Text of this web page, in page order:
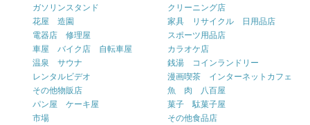
ガソリンスタンド
クリーニング店
花屋 造園
家具 リサイクル 日用品店
電器店 修理屋
スポーツ用品店
車屋 バイク店 自転車屋
カラオケ店
温泉 サウナ
銭湯 コインランドリー
レンタルビデオ
漫画喫茶 インターネットカフェ
その他物販店
魚 肉 八百屋
パン屋 ケーキ屋
菓子 駄菓子屋
市場
その他食品店